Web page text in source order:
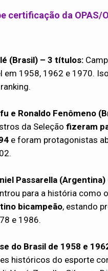
certificação da OPAS/
(Brasil) – 3 títulos:
em 1958, 1962 e 1970.
e Ronaldo Fenômeno
da Seleção fizeram
e foram protagonistas
Passarella
para a história como o
bicampeão, estando
e 1986.
do Brasil de 1958 e
históricos do esporte